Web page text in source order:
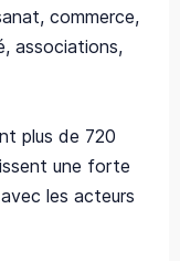
commerce,
associations,
plus de 720
une forte
les acteurs